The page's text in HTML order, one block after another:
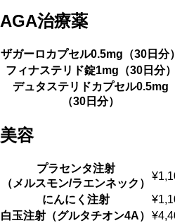
AGA治療薬
ザガーロカプセル0.5mg（30⽇分）
フィナステリド錠1mg（30⽇分）
デュタステリドカプセル0.5mg
（30⽇分）
美容
プラセンタ注射
（メルスモン/ラエンネック）
にんにく注射
⽩⽟注射（グルタチオン4A）